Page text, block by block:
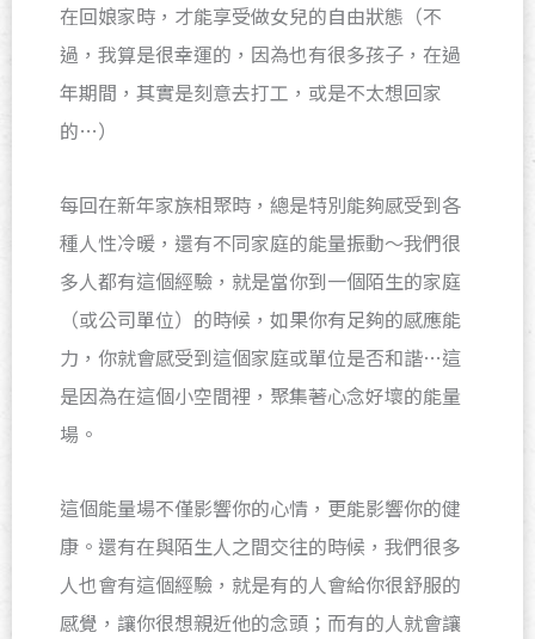
在回娘家時，才能享受做女兒的自由狀態（不
過，我算是很幸運的，因為也有很多孩子，在過
年期間，其實是刻意去打工，或是不太想回家
的…）
每回在新年家族相聚時，總是特別能夠感受到各
種人性冷暖，還有不同家庭的能量振動～我們很
多人都有這個經驗，就是當你到一個陌生的家庭
（或公司單位）的時候，如果你有足夠的感應能
力，你就會感受到這個家庭或單位是否和諧…這
是因為在這個小空間裡，聚集著心念好壞的能量
場。
這個能量場不僅影響你的心情，更能影響你的健
康。還有在與陌生人之間交往的時候，我們很多
人也會有這個經驗，就是有的人會給你很舒服的
感覺，讓你很想親近他的念頭；而有的人就會讓